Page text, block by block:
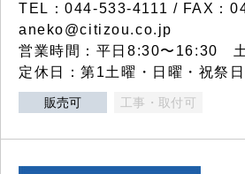
TEL：044-533-4111 / FAX：
aneko@citizou.co.jp
営業時間：平日8:30〜16:30
定休日：第1土曜・日曜・祝祭日
販売可 工事・取付可